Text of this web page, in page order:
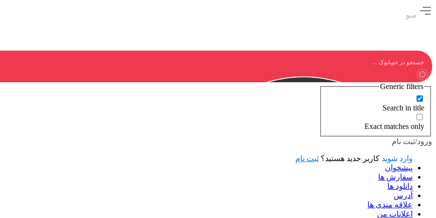
منو
Generic filters
Search in title
Exact matches only
ورود/ثبت نام
وارد شوید کاربر جدید هستید؟ ثبت نام
پیشخوان
سفارش ها
دانلود ها
آدرس
علاقه مندی ها
اعلانات من